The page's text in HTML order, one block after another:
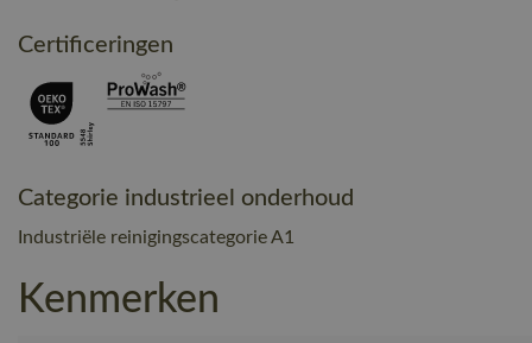
Certificeringen
Categorie industrieel onderhoud
Industriële reinigingscategorie A1
Kenmerken